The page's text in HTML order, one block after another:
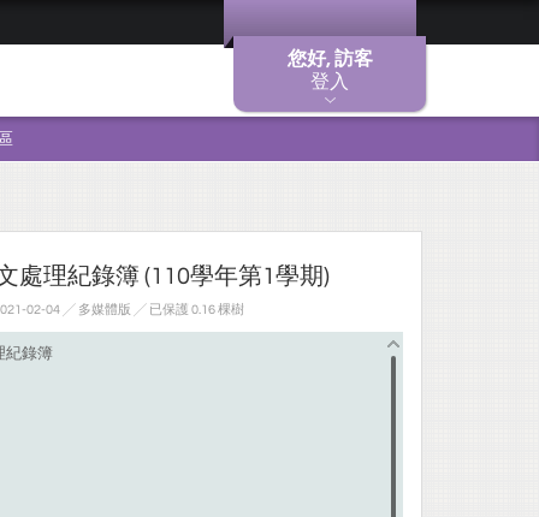
您好, 訪客
登入
處理紀錄簿 (110學年第1學期)
02-04 ╱ 多媒體版 ╱ 已保護 0.16 棵樹
紀錄簿